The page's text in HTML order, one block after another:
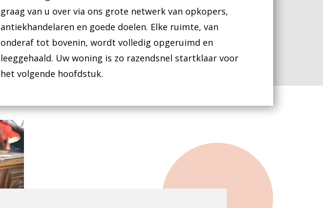
graag van u over via ons grote netwerk van opkopers,
antiekhandelaren en goede doelen. Elke ruimte, van
onderaf tot bovenin, wordt volledig opgeruimd en
leeggehaald. Uw woning is zo razendsnel startklaar voor
het volgende hoofdstuk.